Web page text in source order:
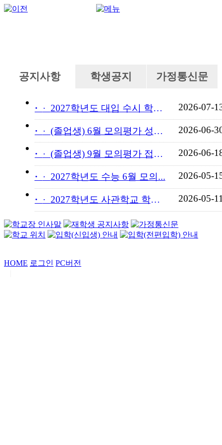
공지사항 학생공지 가정통신문
· 2027학년도 대입 수시 학교... 2026-07-
· (졸업생) 6월 모의평가 성적... 2026-06-
· (졸업생) 9월 모의평가 접수... 2026-06-
· 2027학년도 수능 6월 모의... 2026-05-
· 2027학년도 사관학교 학교장... 2026-05-
HOME 로그인 PC버전